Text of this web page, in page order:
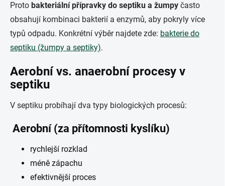
Proto bakteriální přípravky do septiku a žumpy často
obsahují kombinaci bakterií a enzymů, aby pokryly více
typů odpadu. Konkrétní výběr najdete zde: bakterie do
septiku (žumpy a septiky).
Aerobní vs. anaerobní procesy v
septiku
V septiku probíhají dva typy biologických procesů:
Aerobní (za přítomnosti kyslíku)
rychlejší rozklad
méně zápachu
efektivnější proces